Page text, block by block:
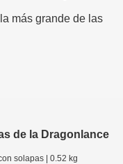
más grande de las
de la Dragonlance
solapas | 0.52 kg